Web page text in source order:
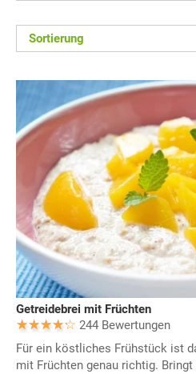
Sortierung
Getreidebrei mit Früchten
244 Bewertungen
Für ein köstliches Frühstück ist
mit Früchten genau richtig. Bringt